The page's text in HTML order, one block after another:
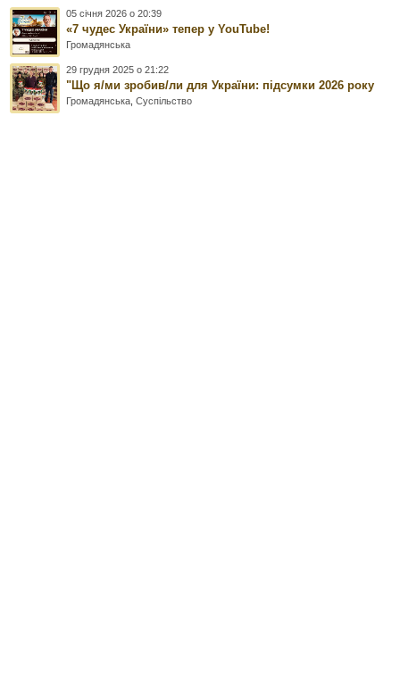
05 січня 2026 о 20:39
«7 чудес України» тепер у YouTube!
Громадянська
29 грудня 2025 о 21:22
"Що я/ми зробив/ли для України: підсумки 2026 року
Громадянська ,Суспільство